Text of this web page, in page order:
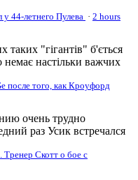
у 44-летнего Пулева · 2 hours
таких "гігантів" б'ється
немає настільки важчих
после того, как Кроуфорд
очень трудно
раз Усик встречался
Тренер Скотт о бое с